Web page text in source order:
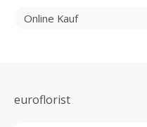
Online Kauf
euroflorist